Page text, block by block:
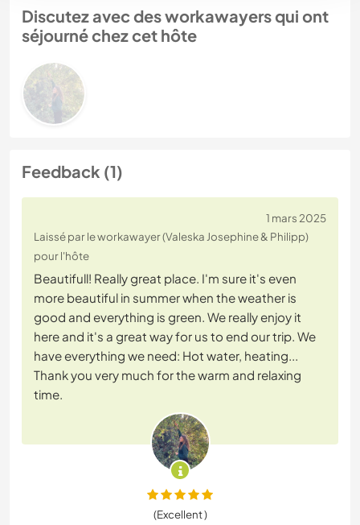
Discutez avec des workawayers qui ont
séjourné chez cet hôte
Feedback (1)
1 mars 2025
Laissé par le workawayer (Valeska Josephine & Philipp)
pour l'hôte
Beautifull! Really great place. I'm sure it's even
more beautiful in summer when the weather is
good and everything is green. We really enjoy it
here and it's a great way for us to end our trip. We
have everything we need: Hot water, heating...
Thank you very much for the warm and relaxing
time.
(Excellent )